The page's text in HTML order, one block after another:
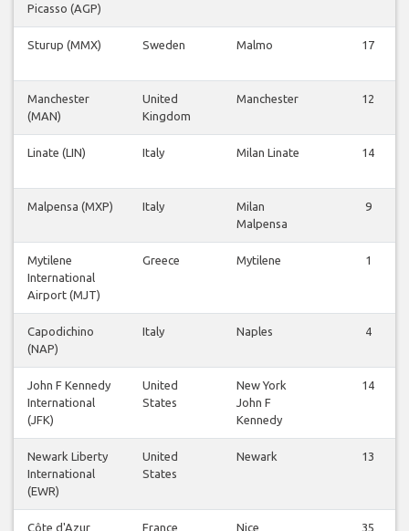
Picasso (AGP)
Sturup (MMX) Sweden Malmo 17
Manchester
(MAN)
United
Kingdom
Manchester 12
Linate (LIN) Italy Milan Linate 14
Malpensa (MXP) Italy
Milan
Malpensa
9
Mytilene
International
Airport (MJT)
Greece Mytilene 1
Capodichino
(NAP)
Italy Naples 4
John F Kennedy
International
(JFK)
United
States
New York
John F
Kennedy
14
Newark Liberty
International
(EWR)
United
States
Newark 13
Côte d'Azur
France Nice 35